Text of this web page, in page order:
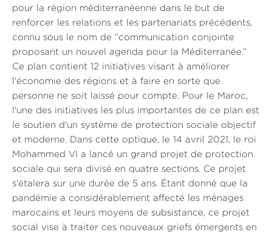
pour la région méditerranéenne dans le but de
renforcer les relations et les partenariats précédents,
connu sous le nom de “communication conjointe
proposant un nouvel agenda pour la Méditerranée.”
Ce plan contient 12 initiatives visant à améliorer
l'économie des régions et à faire en sorte que
personne ne soit laissé pour compte. Pour le Maroc,
l'une des initiatives les plus importantes de ce plan est
le soutien d'un système de protection sociale objectif
et moderne. Dans cette optique, le 14 avril 2021, le roi
Mohammed VI a lancé un grand projet de protection
sociale qui sera divisé en quatre sections. Ce projet
s'étalera sur une durée de 5 ans. Étant donné que la
pandémie a considérablement affecté les ménages
marocains et leurs moyens de subsistance, ce projet
social vise à traiter ces nouveaux griefs émergents en